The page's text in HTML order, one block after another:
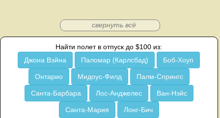
свернуть всё
Найти полет в отпуск до $100 из:
Джона Вэйна
Паломар (Карлсбад) Боб-Хоуп
Онтарио Мидоус-Филд Палм-Спрингс
Санта-Барбара Лос-Анджелес Ван-Нэйс
Санта-Мария Лонг-Бич